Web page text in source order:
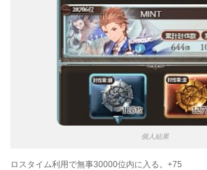
個人結果
ロスタイム利用で無事30000位内に入る。+75